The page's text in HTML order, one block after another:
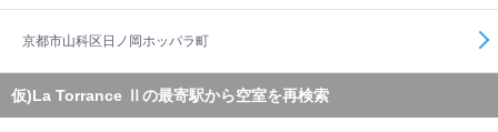
京都市山科区日ノ岡ホッパラ町
仮)La Torrance Ⅱの最寄駅から空室を再検索